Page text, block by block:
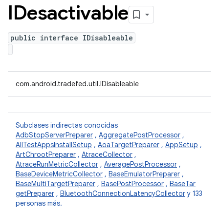
IDesactivable
public interface IDisableable
com.android.tradefed.util.IDisableable
Subclases indirectas conocidas
AdbStopServerPreparer , AggregatePostProcessor ,
AllTestAppsInstallSetup , AoaTargetPreparer , AppSetup ,
ArtChrootPreparer , AtraceCollector ,
AtraceRunMetricCollector , AveragePostProcessor ,
BaseDeviceMetricCollector , BaseEmulatorPreparer ,
BaseMultiTargetPreparer , BasePostProcessor , BaseTar
getPreparer , BluetoothConnectionLatencyCollectory 133
personas más.